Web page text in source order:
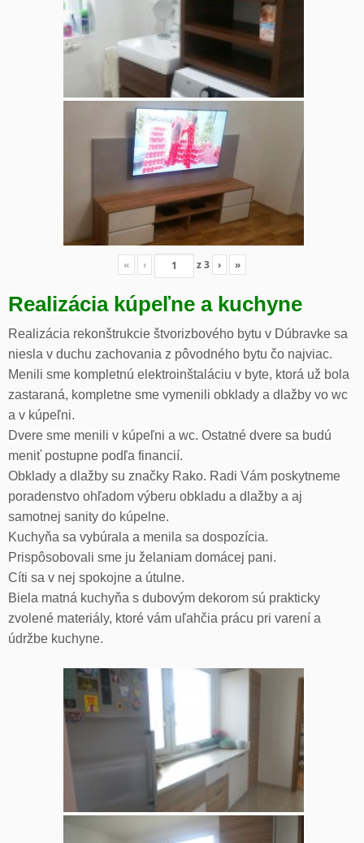
« ‹ z3 › »
Realizácia kúpeľne a kuchyne
Realizácia rekonštrukcie štvorizbového bytu v Dúbravke sa
niesla v duchu zachovania z pôvodného bytu čo najviac.
Menili sme kompletnú elektroinštaláciu v byte, ktorá už bola
zastaraná, kompletne sme vymenili obklady a dlažby vo wc
a v kúpeľni.
Dvere sme menili v kúpeľni a wc. Ostatné dvere sa budú
meniť postupne podľa financií.
Obklady a dlažby su značky Rako. Radi Vám poskytneme
poradenstvo ohľadom výberu obkladu a dlažby a aj
samotnej sanity do kúpelne.
Kuchyňa sa vybúrala a menila sa dospozícia.
Prispôsobovali sme ju želaniam domácej pani.
Cíti sa v nej spokojne a útulne.
Biela matná kuchyňa s dubovým dekorom sú prakticky
zvolené materiály, ktoré vám uľahčia prácu pri varení a
údržbe kuchyne.